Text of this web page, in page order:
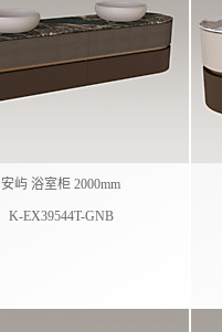
安屿 浴室柜 2000mm
K-EX39544T-GNB